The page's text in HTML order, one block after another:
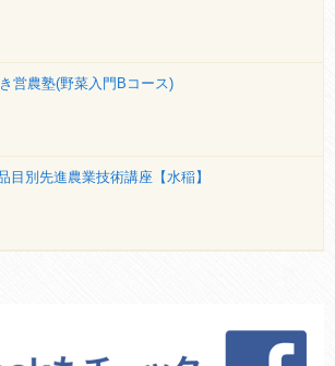
営農塾(野菜入門Bコース)
目別先進農業技術講座【水稲】